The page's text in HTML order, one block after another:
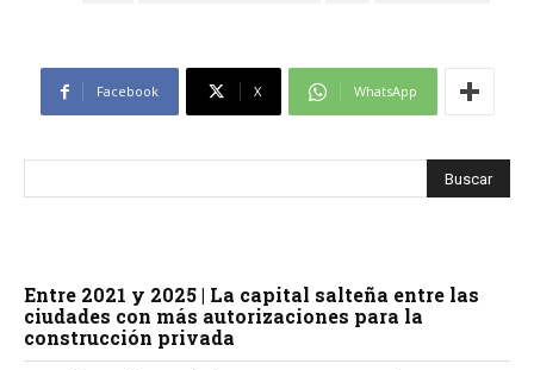
Facebook X WhatsApp
Entre 2021 y 2025 | La capital salteña entre las
ciudades con más autorizaciones para la
construcción privada